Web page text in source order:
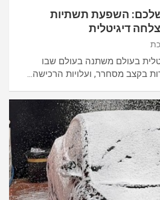
שלכם: השפעת תשתיות
דיגיטלית
בעולם משתנה בעולם שבו
בקצב מסחרר, ועלויות הרכישה…